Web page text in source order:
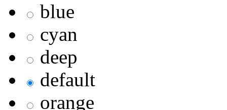
blue
cyan
deep
default
orange